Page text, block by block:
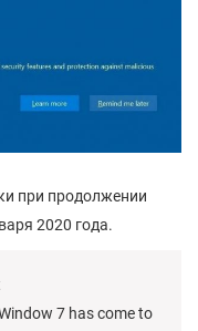
при продолжении
2020 года.
7 has come to